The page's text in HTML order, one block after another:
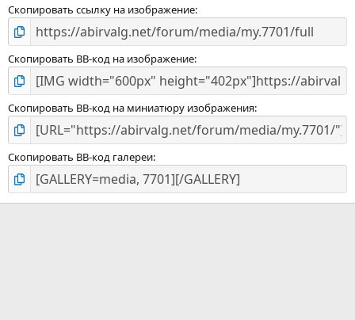
Скопировать ссылку на изображение
Скопировать BB-код на изображение
Скопировать BB-код на миниатюру изображения
Скопировать BB-код галереи